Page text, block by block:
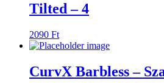
Tilted – 4
2090 Ft
CurvX Barbless –